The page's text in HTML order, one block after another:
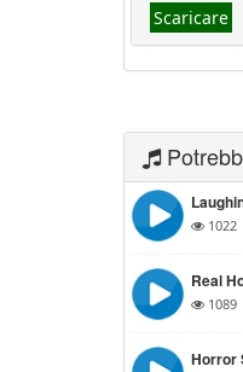
Scaricare
1022
Real
1089
Horror